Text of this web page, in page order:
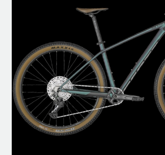
A propos
Actualités
Contactez-nous